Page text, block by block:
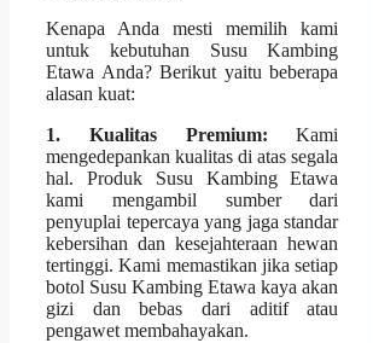
Kenapa Anda mesti memilih kami
untuk kebutuhan Susu Kambing
Etawa Anda? Berikut yaitu beberapa
alasan kuat:
1. Kualitas Premium: Kami
mengedepankan kualitas di atas segala
hal. Produk Susu Kambing Etawa
kami mengambil sumber dari
penyuplai tepercaya yang jaga standar
kebersihan dan kesejahteraan hewan
tertinggi. Kami memastikan jika setiap
botol Susu Kambing Etawa kaya akan
gizi dan bebas dari aditif atau
pengawet membahayakan.